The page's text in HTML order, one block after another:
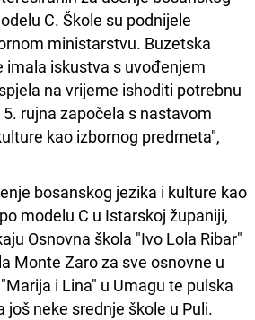
C. Škole su podnijele
ministarstvu. Buzetska
imala iskustva s uvođenjem
na vrijeme ishoditi potrebnu
rujna započela s nastavom
kao izbornog predmeta",
bosanskog jezika i kulture kao
modelu C u Istarskoj županiji,
Osnovna škola "Ivo Lola Ribar"
Monte Zaro za sve osnovne u
i Lina" u Umagu te pulska
još neke srednje škole u Puli.